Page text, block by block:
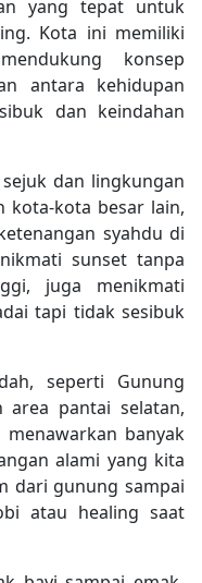
yang tepat untuk
Kota ini memiliki
konsep
antara kehidupan
dan keindahan
dan lingkungan
kota-kota besar lain,
syahdu di
sunset tanpa
juga menikmati
tapi tidak sesibuk
seperti Gunung
area pantai selatan,
banyak
alami yang kita
dari gunung sampai
atau healing saat